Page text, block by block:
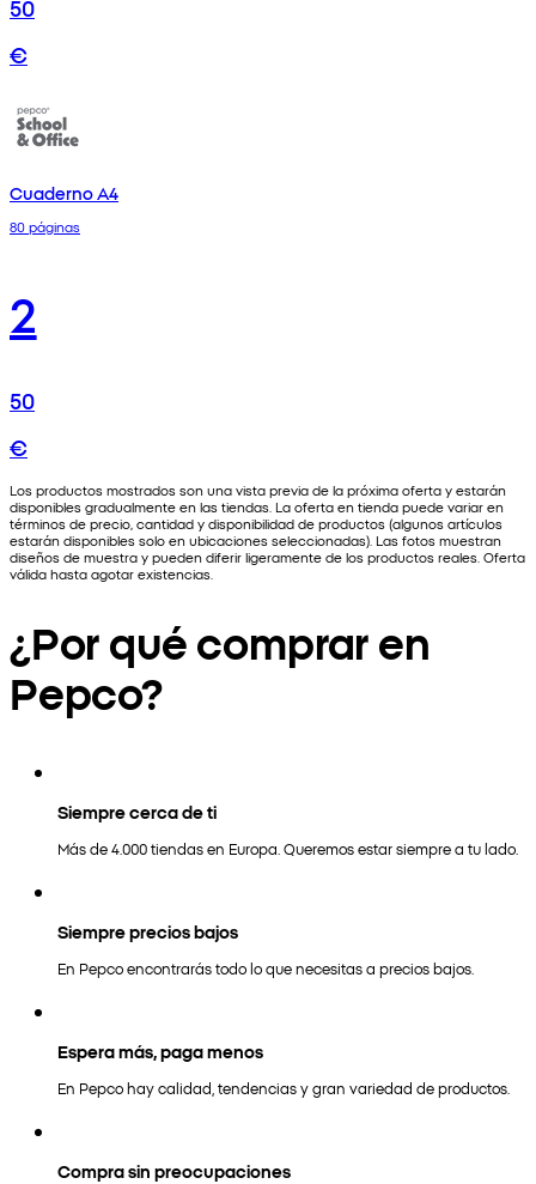
50
€
Cuaderno A4
80 páginas
2
50
€
Los productos mostrados son una vista previa de la próxima oferta y estarán
disponibles gradualmente en las tiendas. La oferta en tienda puede variar en
términos de precio, cantidad y disponibilidad de productos (algunos artículos
estarán disponibles solo en ubicaciones seleccionadas). Las fotos muestran
diseños de muestra y pueden diferir ligeramente de los productos reales. Oferta
válida hasta agotar existencias.
¿Por qué comprar en
Pepco?
Siempre cerca de ti
Más de 4.000 tiendas en Europa. Queremos estar siempre a tu lado.
Siempre precios bajos
En Pepco encontrarás todo lo que necesitas a precios bajos.
Espera más, paga menos
En Pepco hay calidad, tendencias y gran variedad de productos.
Compra sin preocupaciones